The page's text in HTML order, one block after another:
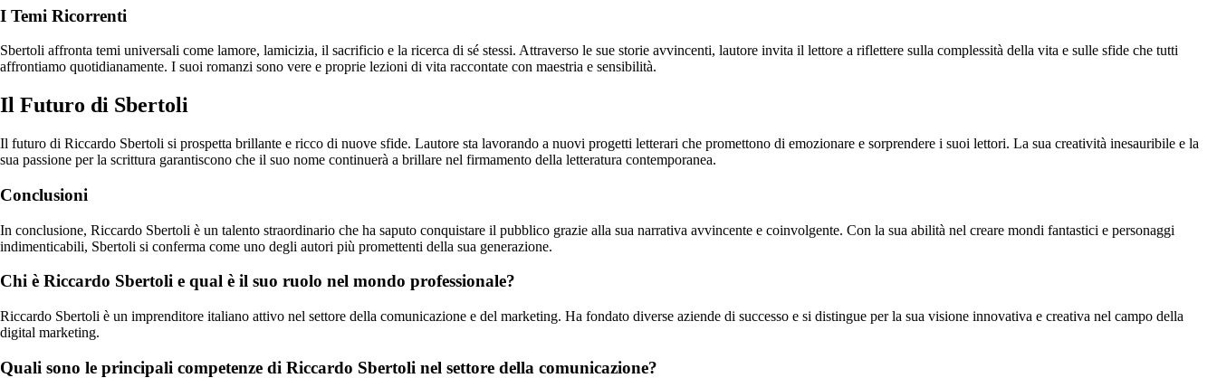
I Temi Ricorrenti
Sbertoli affronta temi universali come lamore, lamicizia, il sacrificio e la ricerca di sé stessi. Attraverso le sue storie avvincenti, lautore invita il lettore a riflettere sulla complessità della vita e sulle sfide che tutti
affrontiamo quotidianamente. I suoi romanzi sono vere e proprie lezioni di vita raccontate con maestria e sensibilità.
Il Futuro di Sbertoli
Il futuro di Riccardo Sbertoli si prospetta brillante e ricco di nuove sfide. Lautore sta lavorando a nuovi progetti letterari che promettono di emozionare e sorprendere i suoi lettori. La sua creatività inesauribile e la
sua passione per la scrittura garantiscono che il suo nome continuerà a brillare nel firmamento della letteratura contemporanea.
Conclusioni
In conclusione, Riccardo Sbertoli è un talento straordinario che ha saputo conquistare il pubblico grazie alla sua narrativa avvincente e coinvolgente. Con la sua abilità nel creare mondi fantastici e personaggi
indimenticabili, Sbertoli si conferma come uno degli autori più promettenti della sua generazione.
Chi è Riccardo Sbertoli e qual è il suo ruolo nel mondo professionale?
Riccardo Sbertoli è un imprenditore italiano attivo nel settore della comunicazione e del marketing. Ha fondato diverse aziende di successo e si distingue per la sua visione innovativa e creativa nel campo della
digital marketing.
Quali sono le principali competenze di Riccardo Sbertoli nel settore della comunicazione?